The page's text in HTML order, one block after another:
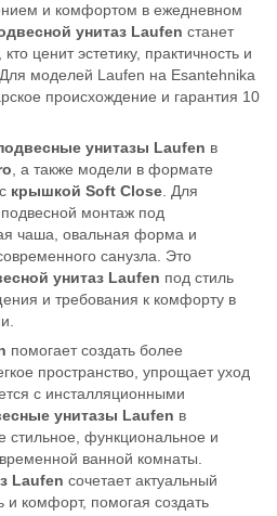
и комфортом в ежедневном
унитаз Laufen станет
ценит эстетику, практичность и
Для моделей Laufen на Esantehnika
происхождение и гарантия 10
унитазы Laufen в
, а также модели в формате
с крышкой Soft Close . Для
монтаж под
чаша, овальная форма и
санузла. Это
унитаз Laufen под стиль
и требования к комфорту в
помогает создать более
пространство, упрощает уход
с инсталляционными
унитазы Laufen в
стильное, функциональное и
ванной комнаты.
Laufen сочетает актуальный
и комфорт, помогая создать